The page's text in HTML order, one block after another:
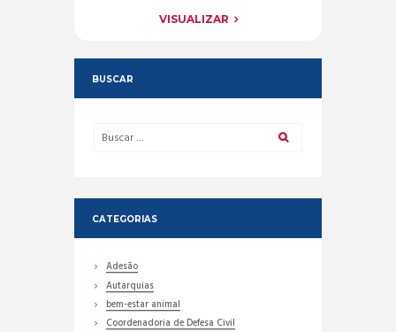
VISUALIZAR
BUSCAR
CATEGORIAS
Adesão
Autarquias
bem-estar animal
Coordenadoria de Defesa Civil